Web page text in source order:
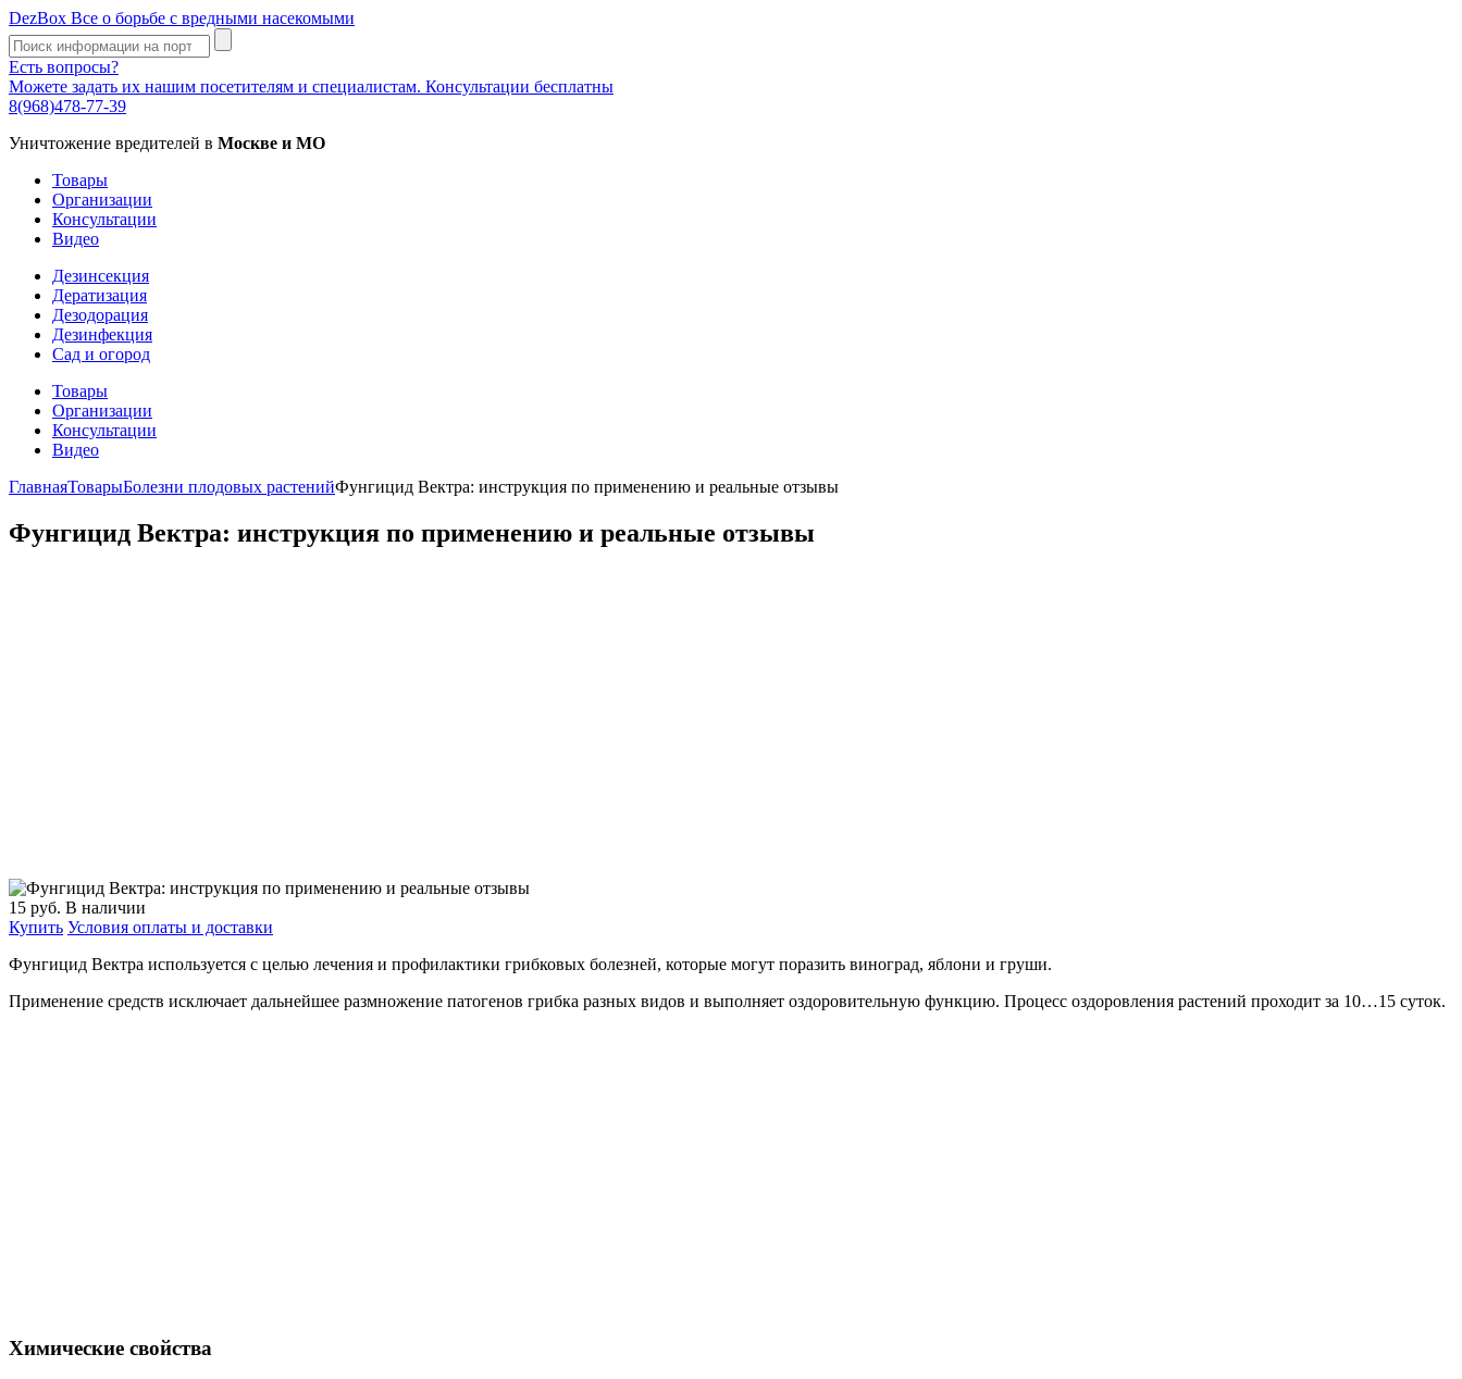
DezBox Все о борьбе с вредными насекомыми
Есть вопросы?
Можете задать их нашим посетителям и специалистам. Консультации бесплатны
8(968)478-77-39
Уничтожение вредителей в Москве и МО
Товары
Организации
Консультации
Видео
Дезинсекция
Дератизация
Дезодорация
Дезинфекция
Сад и огород
Товары
Организации
Консультации
Видео
ГлавнаяТоварыБолезни плодовых растенийФунгицид Вектра: инструкция по применению и реальные отзывы
Фунгицид Вектра: инструкция по применению и реальные отзывы
15 руб. В наличии
Купить Условия оплаты и доставки
Фунгицид Вектра используется с целью лечения и профилактики грибковых болезней, которые могут поразить виноград, яблони и груши.
Применение средств исключает дальнейшее размножение патогенов грибка разных видов и выполняет оздоровительную функцию. Процесс оздоровления растений проходит за 10…15 суток.
Химические свойства